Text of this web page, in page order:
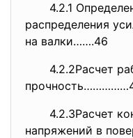
4.2.1
распределения
на валки…….46
4.2.2Расчет
4.2.3Расчет
напряжений в